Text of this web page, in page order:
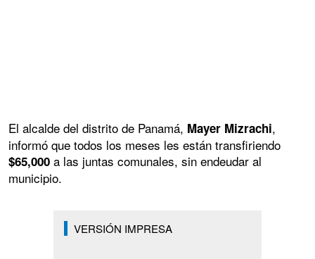
El alcalde del distrito de Panamá, Mayer Mizrachi,
informó que todos los meses les están transfiriendo
$65,000 a las juntas comunales, sin endeudar al
municipio.
VERSIÓN IMPRESA